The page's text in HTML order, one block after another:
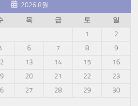
2026 8월
목 금 토
일
1
2
6 7 8
9
13 14 15
16
20 21 22
23
27 28 29
30